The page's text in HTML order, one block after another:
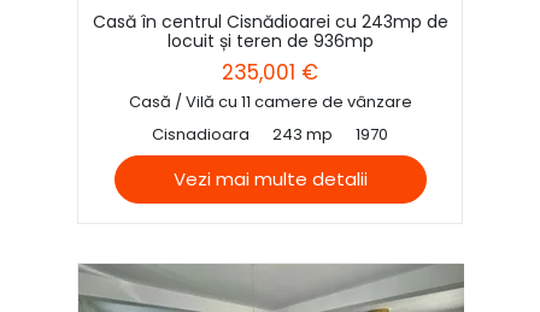
Casă în centrul Cisnădioarei cu 243mp de
locuit și teren de 936mp
235,001 €
Casă / Vilă cu 11 camere de vânzare
Cisnadioara
243 mp 1970
Vezi mai multe detalii